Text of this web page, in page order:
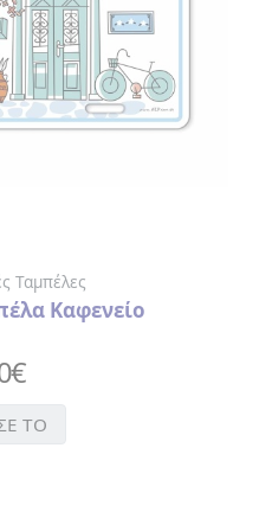
Ταμπέλες
Καφενείο
€
ΤΟ